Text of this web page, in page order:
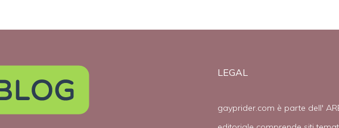
LEGAL
gayprider.com è parte dell'